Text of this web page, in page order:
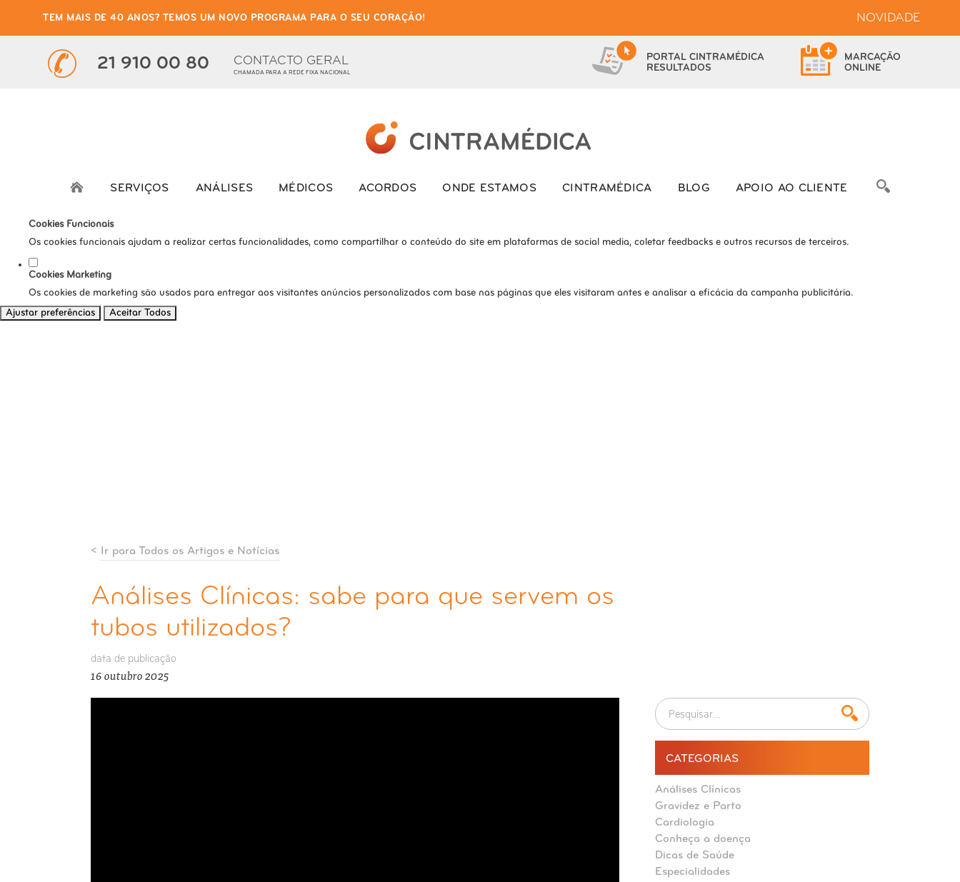
Defina as suas preferências de cookies para este website.
Este website utiliza cookies estritamente necessários, analíticos e funcionais, para lhe oferecer uma boa experiência de navegação e acesso a todas as funcionalidades.
Consulte a nossa
Os cookies necessários são cruciais para as funções básicas do site e o site não funcionará da maneira pretendida sem eles
Os cookies analíticos são usados para entender como os visitantes interagem com o site. Esses cookies ajudam a fornecer informações sobre as métricas do número de visitantes, taxa de rejeição, origem do
tráfego, etc.
Cookies Funcionais
Os cookies funcionais ajudam a realizar certas funcionalidades, como compartilhar o conteúdo do site em plataformas de social media, coletar feedbacks e outros recursos de terceiros.
Cookies Marketing
Os cookies de marketing são usados para entregar aos visitantes anúncios personalizados com base nas páginas que eles visitaram antes e analisar a eficácia da campanha publicitária.
Ajustar preferências
Aceitar Todos
TEM MAIS DE 40 ANOS? TEMOS UM NOVO PROGRAMA PARA O SEU CORAÇÃO! NOVIDADE
21 910 00 80 CONTACTO GERAL
CHAMADA PARA A REDE FIXA NACIONAL
PORTAL CINTRAMÉDICA
RESULTADOS
MARCAÇÃO
ONLINE
SERVIÇOS ANÁLISES MÉDICOS ACORDOS ONDE ESTAMOS CINTRAMÉDICA BLOG APOIO AO CLIENTE
< Ir para Todos os Artigos e Notícias
Análises Clínicas: sabe para que servem os
tubos utilizados?
data de publicação
16 outubro 2025
CATEGORIAS
Análises Clínicas
Gravidez e Parto
Cardiologia
Conheça a doença
Dicas de Saúde
Especialidades